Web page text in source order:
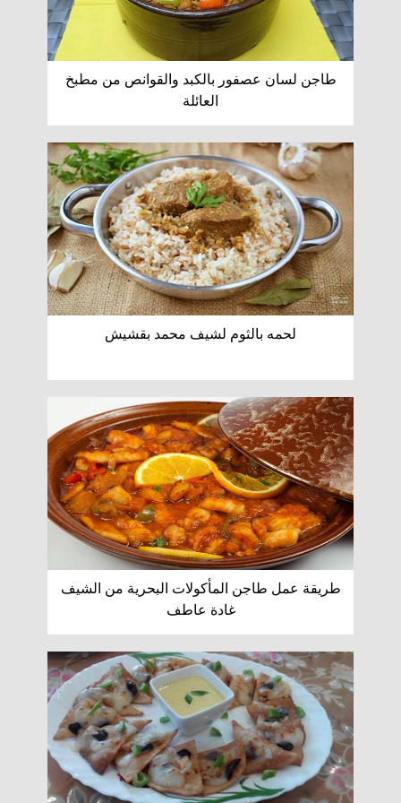
طاجن لسان عصفور بالكبد والقوانص من مطبخ
العائلة
لحمه بالثوم لشيف محمد بقشيش
طريقة عمل طاجن المأكولات البحرية من الشيف
غادة عاطف